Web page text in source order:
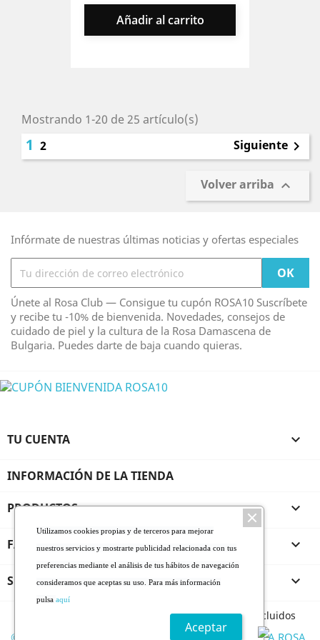
Añadir al carrito
Mostrando 1-20 de 25 artículo(s)
1 2 Siguiente 
Volver arriba 
Infórmate de nuestras últimas noticias y ofertas especiales
Únete al Rosa Club — Consigue tu cupón ROSA10 Suscríbete
y recibe tu -10% de bienvenida. Novedades, consejos de
cuidado de piel y la cultura de la Rosa Damascena de
Bulgaria. Puedes darte de baja cuando quieras.
TU CUENTA 
INFORMACIÓN DE LA TIENDA
PRODUCTOS 
FARMALINEA ROSA DE BULGARIA 
SERVICIO AL CLIENTE 
Todos los precios son indicados con impuestos incluidos
© 2026 - Todos los derechos reservados FARMALINEA ROSA
Utilizamos cookies propias y de terceros para mejorar
nuestros servicios y mostrarte publicidad relacionada con tus
preferencias mediante el análisis de tus hábitos de navegación
consideramos que aceptas su uso. Para más información
pulsa aquí
Aceptar